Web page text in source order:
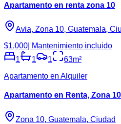
Apartamento en renta zona 10
Avia, Zona 10, Guatemala,
$1,000 | Mantenimiento incluido
1
1 1 63m²
Apartamento en Alquiler
Apartamento en Renta, Zona 10
Zona 10, Guatemala, Ciudad